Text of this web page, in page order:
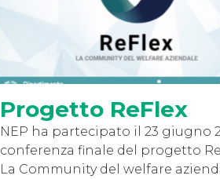
Progetto ReFlex
NEP ha partecipato il 23 giugno
conferenza finale del progetto
La Community del welfare